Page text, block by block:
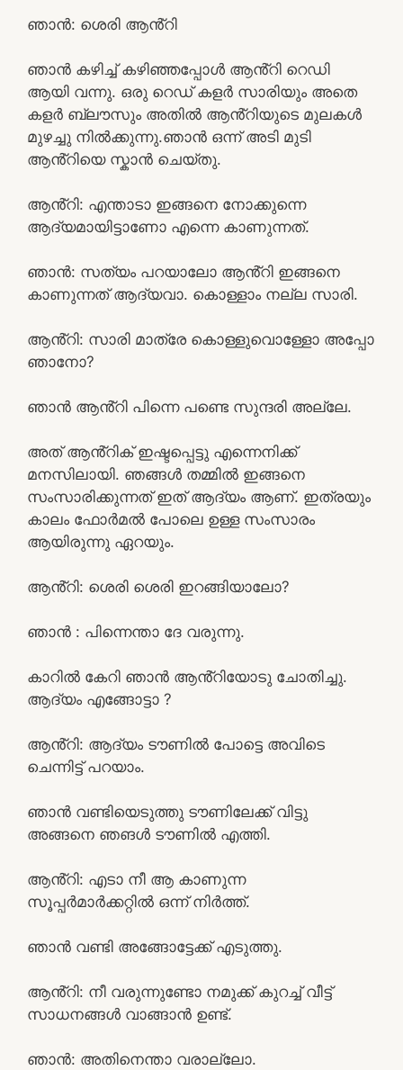
ഞാൻ: ശെരി ആൻ്റി
ഞാൻ കഴിച്ച് കഴിഞ്ഞപ്പോൾ ആൻ്റി റെഡി
ആയി വന്നു. ഒരു റെഡ് കളർ സാരിയും അതെ
കളർ ബ്ലൗസും അതിൽ ആൻ്റിയുടെ മുലകൾ
മുഴച്ചു നിൽക്കുന്നു.ഞാൻ ഒന്ന് അടി മുടി
ആൻ്റിയെ സ്കാൻ ചെയ്തു.
ആൻ്റി: എന്താടാ ഇങ്ങനെ നോക്കുന്നെ
ആദ്യമായിട്ടാണോ എന്നെ കാണുന്നത്.
ഞാൻ: സത്യം പറയാലോ ആൻ്റി ഇങ്ങനെ
കാണുന്നത് ആദ്യവാ. കൊള്ളാം നല്ല സാരി.
ആൻ്റി: സാരി മാത്രേ കൊള്ളുവൊള്ളോ അപ്പോ
ഞാനോ?
ഞാൻ ആൻ്റി പിന്നെ പണ്ടെ സുന്ദരി അല്ലേ.
അത് ആൻ്റിക് ഇഷ്ടപ്പെട്ടു എന്നെനിക്ക്
മനസിലായി. ഞങ്ങൾ തമ്മിൽ ഇങ്ങനെ
സംസാരിക്കുന്നത് ഇത് ആദ്യം ആണ്. ഇത്രയും
കാലം ഫോർമൽ പോലെ ഉള്ള സംസാരം
ആയിരുന്നു ഏറയും.
ആൻ്റി: ശെരി ശെരി ഇറങ്ങിയാലോ?
ഞാൻ : പിന്നെന്താ ദേ വരുന്നു.
കാറിൽ കേറി ഞാൻ ആൻ്റിയോടു ചോതിച്ചു.
ആദ്യം എങ്ങോട്ടാ ?
ആൻ്റി: ആദ്യം ടൗണിൽ പോട്ടെ അവിടെ
ചെന്നിട്ട് പറയാം.
ഞാൻ വണ്ടിയെടുത്തു ടൗണിലേക്ക് വിട്ടു
അങ്ങനെ ഞങൾ ടൗണിൽ എത്തി.
ആൻ്റി: എടാ നീ ആ കാണുന്ന
സൂപ്പർമാർക്കറ്റിൽ ഒന്ന് നിർത്ത്.
ഞാൻ വണ്ടി അങ്ങോട്ടേക്ക് എടുത്തു.
ആൻ്റി: നീ വരുന്നുണ്ടോ നമുക്ക് കുറച്ച് വീട്ട്
സാധനങ്ങൾ വാങ്ങാൻ ഉണ്ട്.
ഞാൻ: അതിനെന്താ വരാല്ലോ.